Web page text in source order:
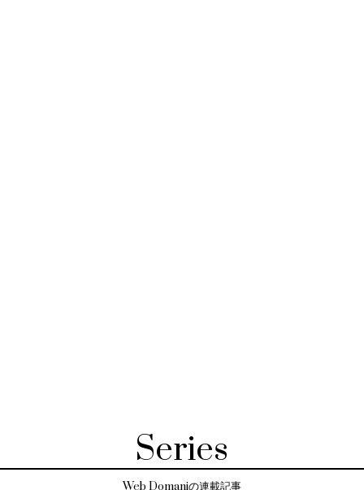
Series
Web Domaniの連載記事